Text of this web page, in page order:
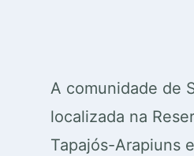
A comunidade de
localizada na
Tapajós-Arapiuns